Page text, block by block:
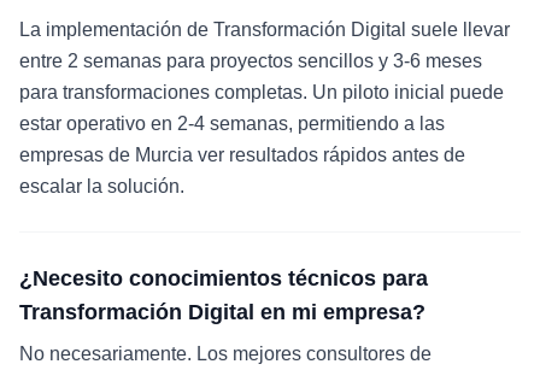
La implementación de Transformación Digital suele llevar
entre 2 semanas para proyectos sencillos y 3-6 meses
para transformaciones completas. Un piloto inicial puede
estar operativo en 2-4 semanas, permitiendo a las
empresas de Murcia ver resultados rápidos antes de
escalar la solución.
¿Necesito conocimientos técnicos para
Transformación Digital en mi empresa?
No necesariamente. Los mejores consultores de